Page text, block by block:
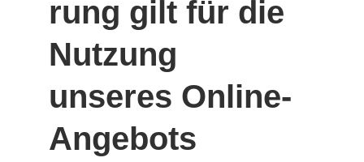
rung gilt für die
Nutzung
unseres Online-
Angebots